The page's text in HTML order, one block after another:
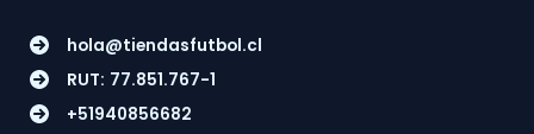
hola@tiendasfutbol.cl
RUT: 77.851.767-1
+51940856682